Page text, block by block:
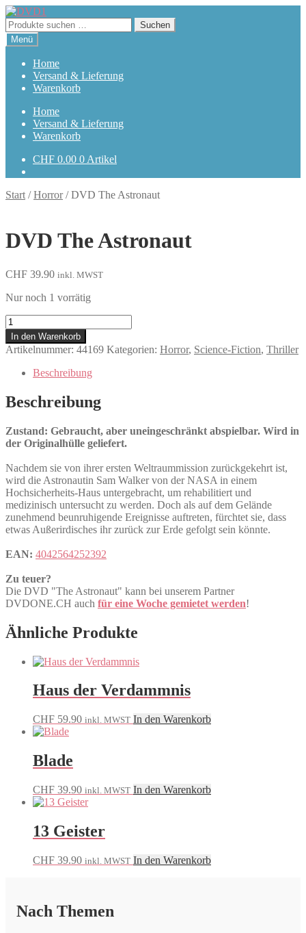
Zur
Navigation
springen
Zum
Inhalt
springen
Suchen
nach:
Suchen
Menü
Home
Versand & Lieferung
Warenkorb
Home
Versand & Lieferung
Warenkorb
CHF 0.00 0 Artikel
Start /Horror/DVD The Astronaut
DVD The Astronaut
CHF 39.90 inkl. MWST
Nur noch 1 vorrätig
The
Astronaut
Menge
In den Warenkorb
Artikelnummer: 44169 Kategorien: Horror, Science-Fiction, Thriller
Beschreibung
Beschreibung
Zustand: Gebraucht, aber uneingeschränkt abspielbar. Wird in
der Originalhülle geliefert.
Nachdem sie von ihrer ersten Weltraummission zurückgekehrt ist,
wird die Astronautin Sam Walker von der NASA in einem
Hochsicherheits-Haus untergebracht, um rehabilitiert und
medizinisch untersucht zu werden. Doch als auf dem Gelände
zunehmend beunruhigende Ereignisse auftreten, fürchtet sie, dass
etwas Außerirdisches ihr zurück zur Erde gefolgt sein könnte.
EAN: 4042564252392
Zu teuer?
Die DVD "The Astronaut" kann bei unserem Partner
DVDONE.CH auch für eine Woche gemietet werden!
Ähnliche Produkte
Haus der Verdammnis
CHF 59.90 inkl. MWST In den Warenkorb
Blade
CHF 39.90 inkl. MWST In den Warenkorb
13 Geister
CHF 39.90 inkl. MWST In den Warenkorb
Nach Themen